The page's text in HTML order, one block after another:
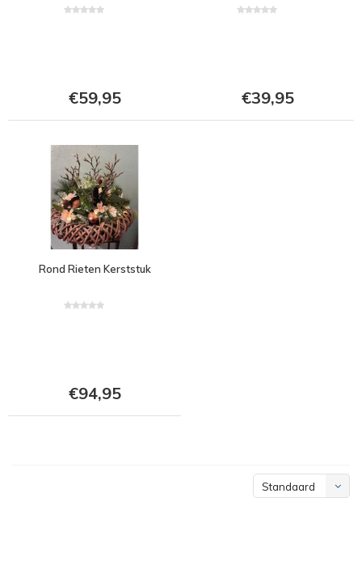
€59,95 €39,95
Rond Rieten Kerststuk
€94,95
Standaard